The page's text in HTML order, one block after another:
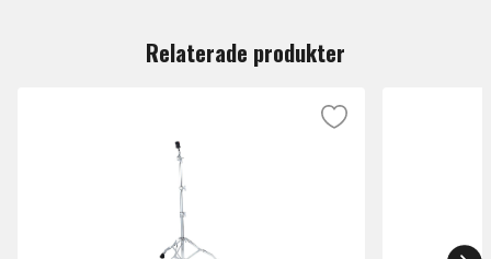
Relaterade produkter